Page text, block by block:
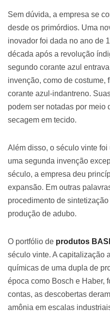
Sem dúvida, a empresa se
desde os primórdios. Uma
inovador foi dada no ano de
década após a revolução
segundo corante azul
invenção, como de costume,
corante azul-indantreno.
podem ser notadas por meio
secagem em tecido.
Além disso, o século vinte
uma segunda invenção
século, a empresa deu
expansão. Em outras
procedimento de
produção de adubo.
O portfólio de produtos
século vinte. A capitalização
químicas de uma dupla de
época como Bosch e Haber,
contas, as descobertas
amônia em escalas